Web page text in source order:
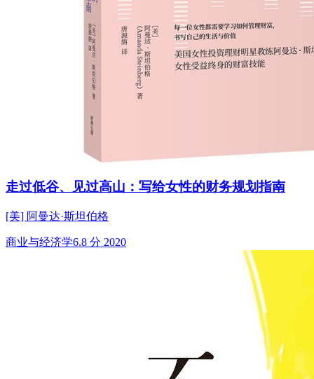
走过低谷、见过高山：写给女性的财务规划指南
[美] 阿曼达·斯坦伯格
商业与经济学6.8 分 2020